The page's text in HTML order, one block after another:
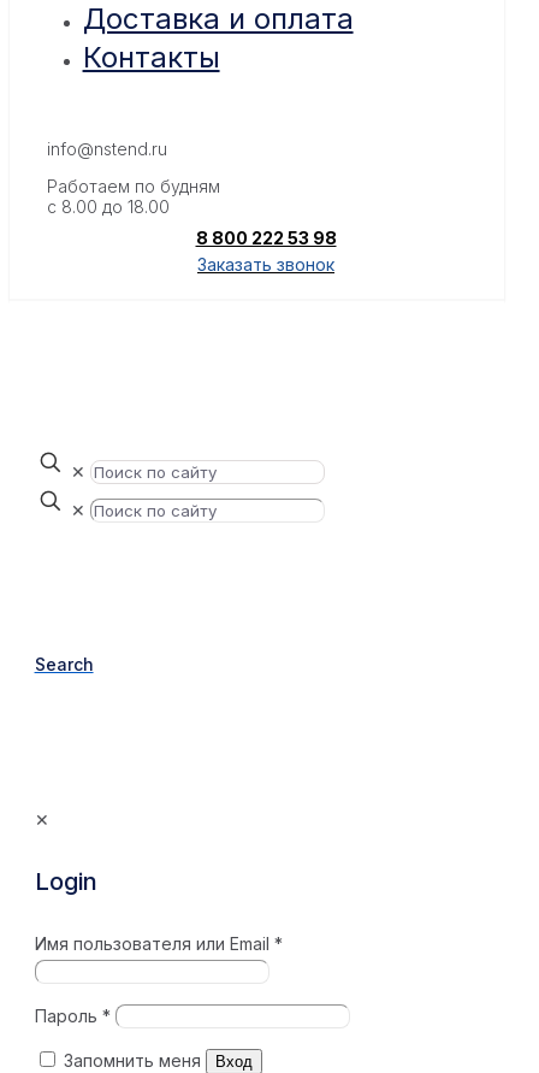
Доставка и оплата
Контакты
info@nstend.ru
Работаем по будням
с 8.00 до 18.00
8 800 222 53 98
Заказать звонок
✕
✕
Search
✕
Login
Имя пользователя или Email *
Пароль *
Запомнить меня Вход